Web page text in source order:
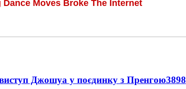
Джошуа у поєдинку з Пренгою3898